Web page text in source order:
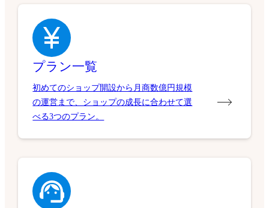
プラン一覧
初めてのショップ開設から月商数億円規模
の運営まで、ショップの成長に合わせて選
べる3つのプラン。
充実のサポート体制